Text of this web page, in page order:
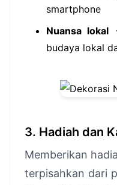
smartphone
Nuansa lokal
budaya lokal
3. Hadiah dan
Memberikan
terpisahkan dari